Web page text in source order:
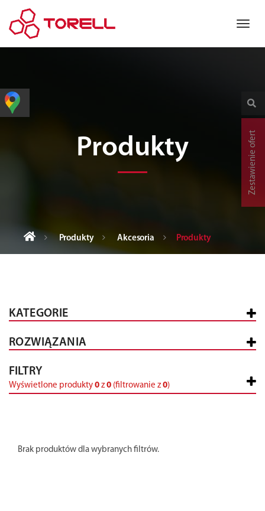
Produkty
Produkty Akcesoria Produkty
KATEGORIE
ROZWIĄZANIA
FILTRY
Wyświetlone produkty 0 z0 (filtrowanie z0)
Brak produktów dla wybranych filtrów.
Zestawienie ofert